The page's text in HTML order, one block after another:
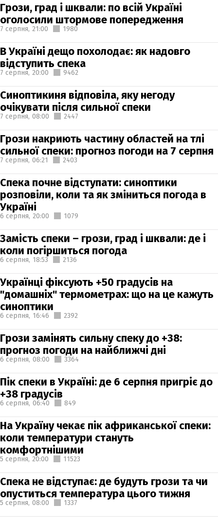
Грози, град і шквали: по всій Україні
оголосили штормове попередження
7 серпня, 21:00 1980
В Україні дещо похолодає: як надовго
відступить спека
7 серпня, 20:00 9462
Синоптикиня відповіла, яку негоду
очікувати після сильної спеки
7 серпня, 08:00 2447
Грози накриють частину областей на тлі
сильної спеки: прогноз погоди на 7 серпня
7 серпня, 06:21 2403
Спека почне відступати: синоптики
розповіли, коли та як зміниться погода в
Україні
6 серпня, 20:00 1079
Замість спеки – грози, град і шквали: де і
коли погіршиться погода
6 серпня, 18:53 2136
Українці фіксують +50 градусів на
"домашніх" термометрах: що на це кажуть
синоптики
6 серпня, 16:46 2392
Грози замінять сильну спеку до +38:
прогноз погоди на найближчі дні
6 серпня, 08:00 3364
Пік спеки в Україні: де 6 серпня пригріє до
+38 градусів
6 серпня, 06:40 849
На Україну чекає пік африканської спеки:
коли температури стануть
комфортнішими
5 серпня, 20:00 11523
Спека не відступає: де будуть грози та чи
опуститься температура цього тижня
5 серпня, 08:00 1337